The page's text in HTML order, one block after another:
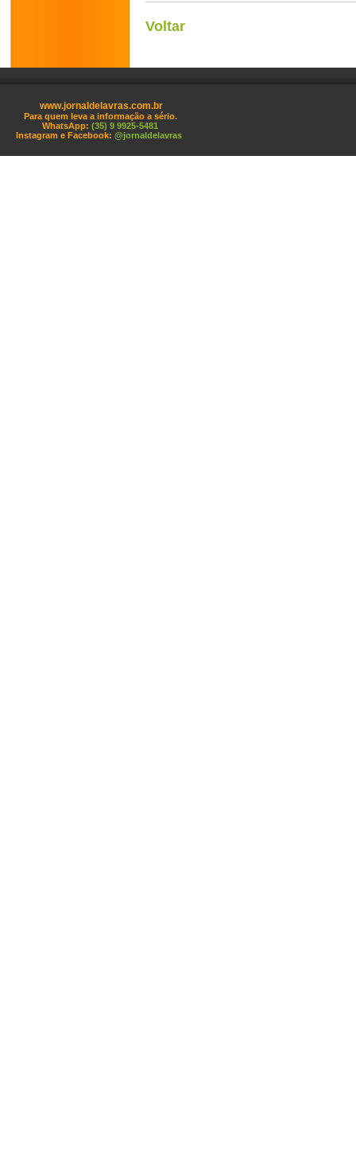
Voltar
www.jornaldelavras.com.br
Para quem leva a informação a sério.
WhatsApp: (35) 9 9925-5481
Instagram e Facebook: @jornaldelavras